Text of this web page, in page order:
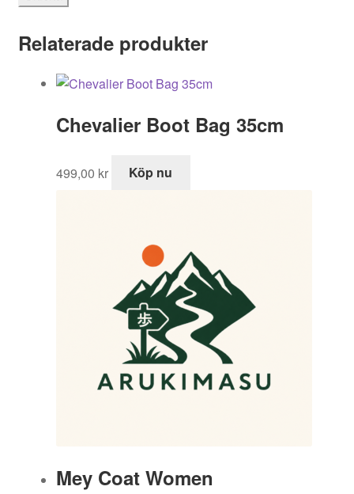
Relaterade produkter
Chevalier Boot Bag 35cm
499,00 kr Köp nu
Mey Coat Women